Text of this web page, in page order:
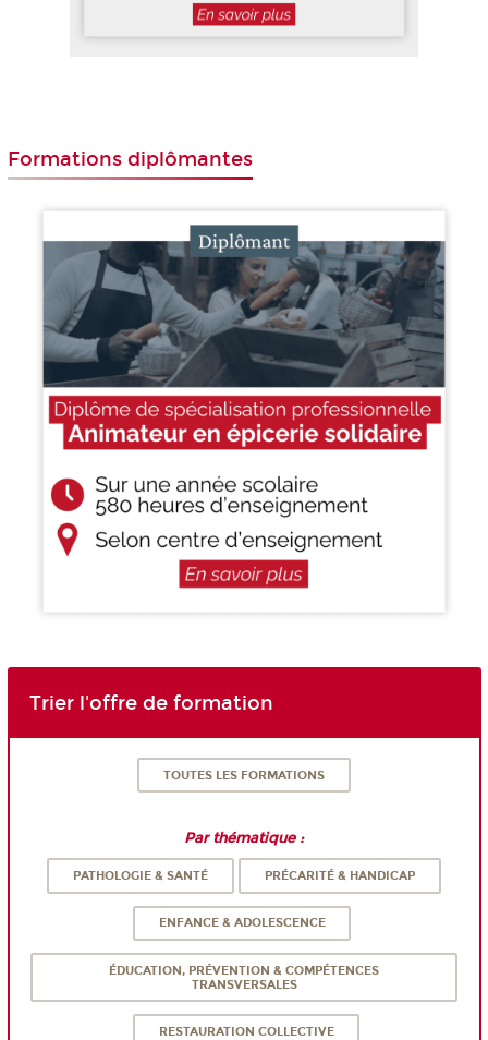
Formations diplômantes
Trier l'offre de formation
TOUTES LES FORMATIONS
Par thématique :
PATHOLOGIE & SANTÉ PRÉCARITÉ & HANDICAP
ENFANCE & ADOLESCENCE
ÉDUCATION, PRÉVENTION & COMPÉTENCES
TRANSVERSALES
RESTAURATION COLLECTIVE